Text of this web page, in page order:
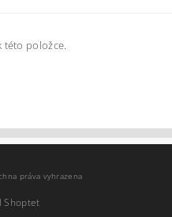
položce.
práva vyhrazena
Shoptet